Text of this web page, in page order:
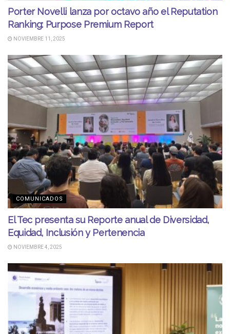
Porter Novelli lanza por octavo año el Reputation
Ranking: Purpose Premium Report
NOVIEMBRE 11, 2025
COMUNICADOS
El Tec presenta su Reporte anual de Diversidad,
Equidad, Inclusión y Pertenencia
NOVIEMBRE 4, 2025